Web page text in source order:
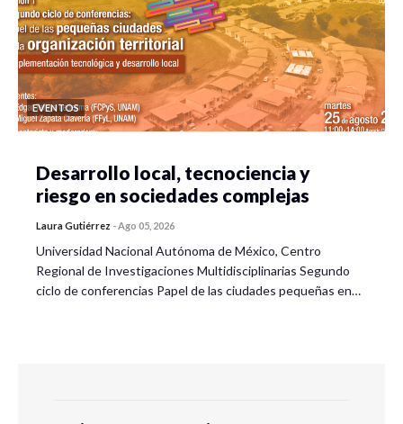
EVENTOS
Desarrollo local, tecnociencia y
riesgo en sociedades complejas
Laura Gutiérrez -Ago 05, 2026
Universidad Nacional Autónoma de México, Centro
Regional de Investigaciones Multidisciplinarias Segundo
ciclo de conferencias Papel de las ciudades pequeñas en…